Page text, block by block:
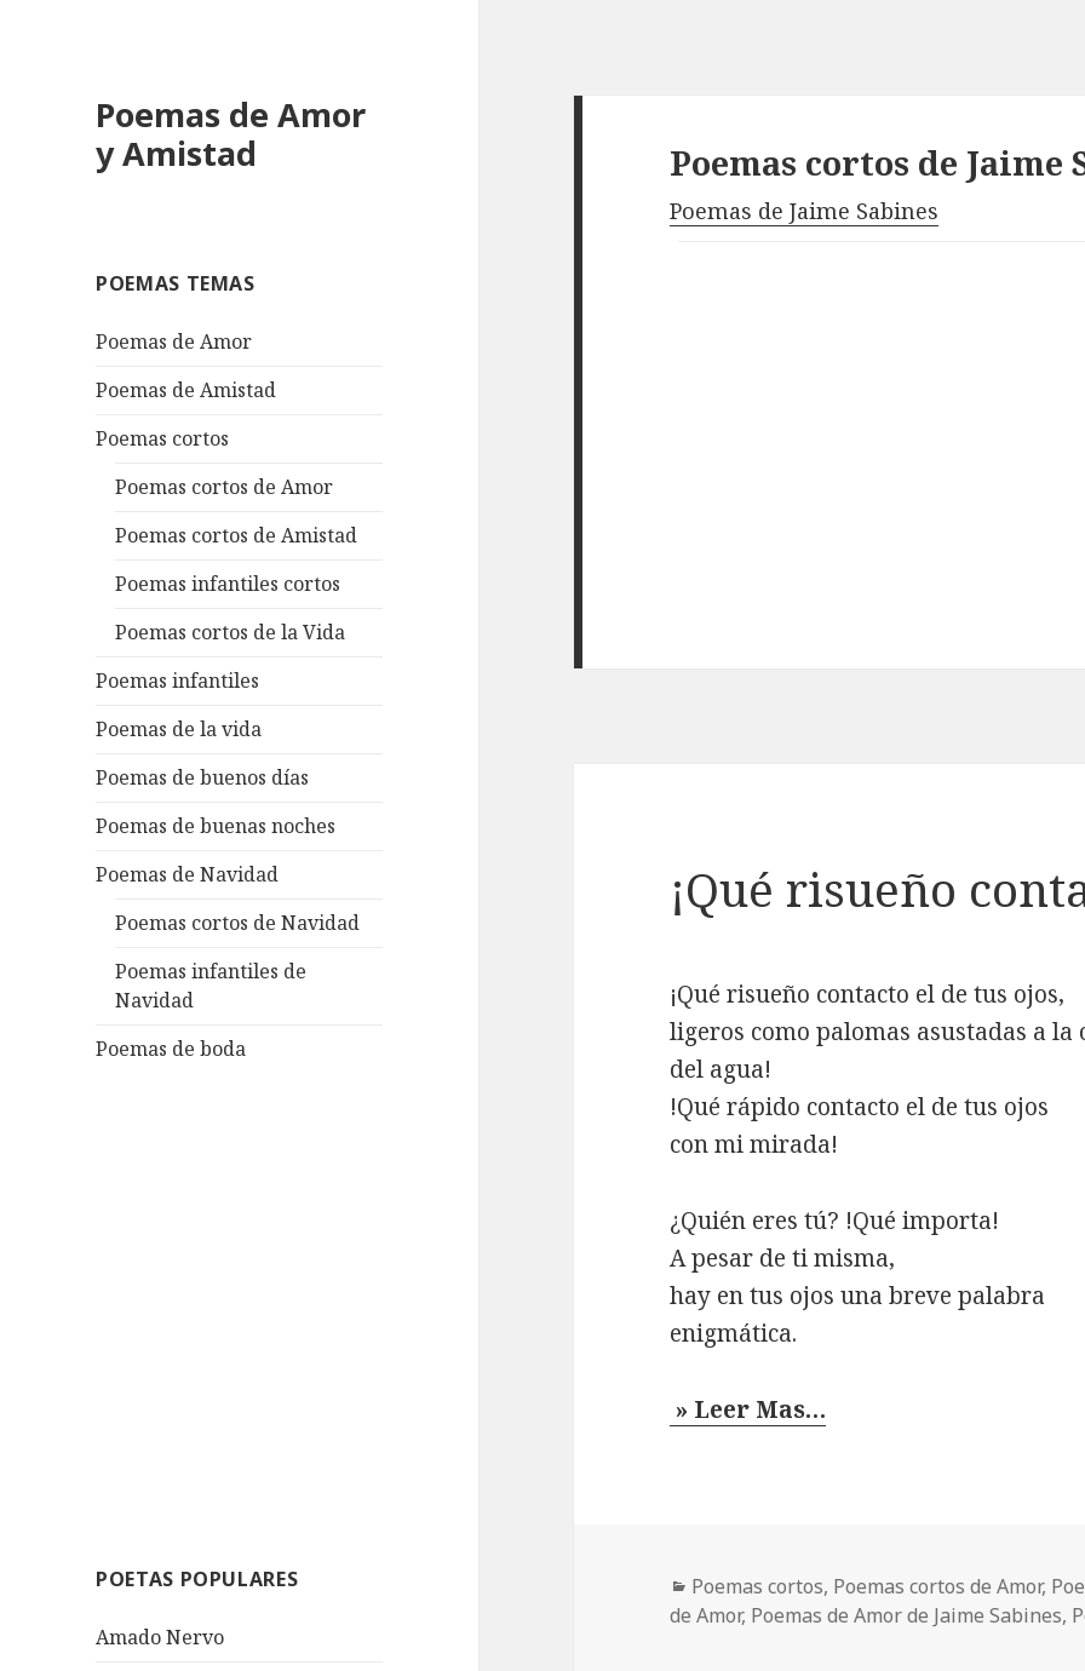
Poemas de Amor
y Amistad
POEMAS TEMAS
Poemas de Amor
Poemas de Amistad
Poemas cortos
Poemas cortos de Amor
Poemas cortos de Amistad
Poemas infantiles cortos
Poemas cortos de la Vida
Poemas infantiles
Poemas de la vida
Poemas de buenos días
Poemas de buenas noches
Poemas de Navidad
Poemas cortos de Navidad
Poemas infantiles de
Navidad
Poemas de boda
POETAS POPULARES
Amado Nervo
Poemas cortos de Jaime
Poemas de Jaime Sabines
¡Qué risueño
¡Qué risueño contacto el de tus ojos,
ligeros como palomas asustadas a la
del agua!
!Qué rápido contacto el de tus ojos
con mi mirada!
¿Quién eres tú? !Qué importa!
A pesar de ti misma,
hay en tus ojos una breve palabra
enigmática.
» Leer Mas…
Categorías
Poemas cortos, Poemas cortos de Amor,
de Amor, Poemas de Amor de Jaime Sabines,